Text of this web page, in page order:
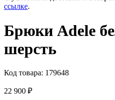
ссылке.
Брюки Adele
шерcть
Код товара: 179648
22 900 ₽